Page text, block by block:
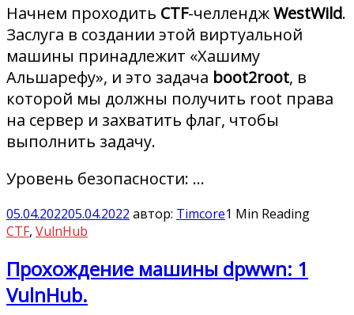
Начнем проходить CTF-челленджWestWild.
Заслуга в создании этой виртуальной
машины принадлежит «Хашиму
Альшарефу», и это задача boot2root, в
которой мы должны получить root права
на сервер и захватить флаг, чтобы
выполнить задачу.
Уровень безопасности: …
05.04.202205.04.2022 автор: Timcore1 Min Reading
CTF, VulnHub
Прохождение машины dpwwn: 1
VulnHub.